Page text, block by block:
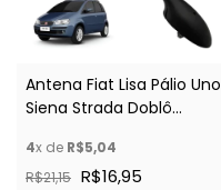
Antena Fiat Lisa Pálio Uno
Siena Strada Doblô
4x de R$5,04
R$21,15 R$16,95